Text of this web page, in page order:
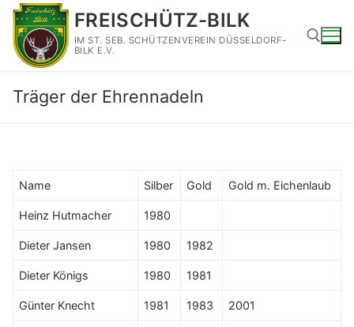
Zum
Inhalt
springen
FREISCHÜTZ-BILK
IM ST. SEB. SCHÜTZENVEREIN DÜSSELDORF-
BILK E.V.
Suchen nach:
Träger der Ehrennadeln
Name Silber Gold Gold m. Eichenlaub
Heinz Hutmacher 1980
Dieter Jansen 1980 1982
Dieter Königs 1980 1981
Günter Knecht 1981 1983 2001